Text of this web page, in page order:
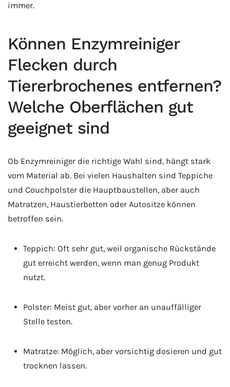
immer.
Können Enzymreiniger
Flecken durch
Tiererbrochenes entfernen?
Welche Oberflächen gut
geeignet sind
Ob Enzymreiniger die richtige Wahl sind, hängt stark
vom Material ab. Bei vielen Haushalten sind Teppiche
und Couchpolster die Hauptbaustellen, aber auch
Matratzen, Haustierbetten oder Autositze können
betroffen sein.
Teppich: Oft sehr gut, weil organische Rückstände
gut erreicht werden, wenn man genug Produkt
nutzt.
Polster: Meist gut, aber vorher an unauffälliger
Stelle testen.
Matratze: Möglich, aber vorsichtig dosieren und gut
trocknen lassen.